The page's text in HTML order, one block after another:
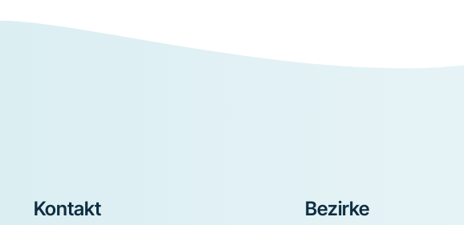
Footer
Kontakt Bezirke